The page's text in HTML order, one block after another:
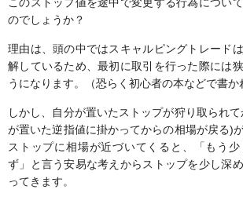
このストップ値を途中で変更する行為につい
のでしょうか？
理由は、頭の中ではスキャルピングトレード
解しているため、最初に取引を行った際には
うになります。（恐らく初心者の本などで書か
しかし、自分が置いたストップが狩り取られ
が置いた逆指値に掛かってからの相場が戻る)
ストップに相場が近づいてくると、「もう
ず」と言う安易な考えからストップを少し深
ってきます。